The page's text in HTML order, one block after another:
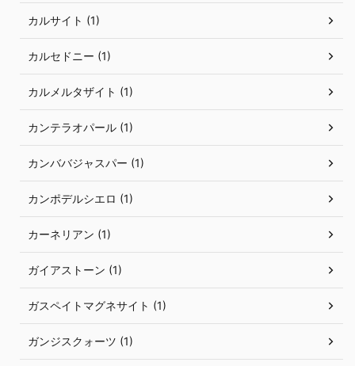
カルサイト (1)
カルセドニー (1)
カルメルタザイト (1)
カンテラオパール (1)
カンババジャスパー (1)
カンポデルシエロ (1)
カーネリアン (1)
ガイアストーン (1)
ガスペイトマグネサイト (1)
ガンジスクォーツ (1)